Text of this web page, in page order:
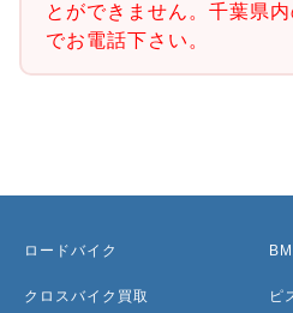
とができません。千葉県
でお電話下さい。
ロードバイク
クロスバイク買取 ピ